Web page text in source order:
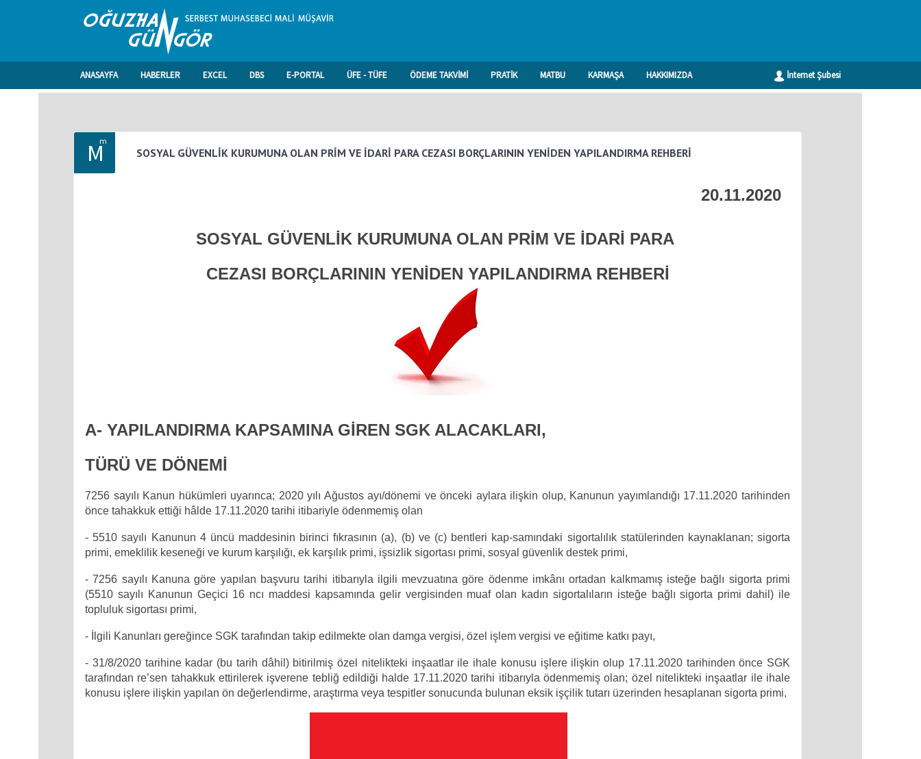
ANASAYFA HABERLER EXCEL DBS E-PORTAL ÜFE - TÜFE ÖDEME TAKVİMİ PRATİK MATBU KARMAŞA HAKKIMIZDA İnternet Şubesi
SOSYAL GÜVENLİK KURUMUNA OLAN PRİM VE İDARİ PARA CEZASI BORÇLARININ YENİDEN YAPILANDIRMA REHBERİ
Mm
20.11.2020
SOSYAL GÜVENLİK KURUMUNA OLAN PRİM VE İDARİ PARA
CEZASI BORÇLARININ YENİDEN YAPILANDIRMA REHBERİ
A- YAPILANDIRMA KAPSAMINA GİREN SGK ALACAKLARI,
TÜRÜ VE DÖNEMİ
7256 sayılı Kanun hükümleri uyarınca; 2020 yılı Ağustos ayı/dönemi ve önceki aylara ilişkin olup, Kanunun yayımlandığı 17.11.2020 tarihinden
önce tahakkuk ettiği hâlde 17.11.2020 tarihi itibariyle ödenmemiş olan
- 5510 sayılı Kanunun 4 üncü maddesinin birinci fıkrasının (a), (b) ve (c) bentleri kap-samındaki sigortalılık statülerinden kaynaklanan; sigorta
primi, emeklilik keseneği ve kurum karşılığı, ek karşılık primi, işsizlik sigortası primi, sosyal güvenlik destek primi,
- 7256 sayılı Kanuna göre yapılan başvuru tarihi itibarıyla ilgili mevzuatına göre ödenme imkânı ortadan kalkmamış isteğe bağlı sigorta primi
(5510 sayılı Kanunun Geçici 16 ncı maddesi kapsamında gelir vergisinden muaf olan kadın sigortalıların isteğe bağlı sigorta primi dahil) ile
topluluk sigortası primi,
- İlgili Kanunları gereğince SGK tarafından takip edilmekte olan damga vergisi, özel işlem vergisi ve eğitime katkı payı,
- 31/8/2020 tarihine kadar (bu tarih dâhil) bitirilmiş özel nitelikteki inşaatlar ile ihale konusu işlere ilişkin olup 17.11.2020 tarihinden önce SGK
tarafından re’sen tahakkuk ettirilerek işverene tebliğ edildiği halde 17.11.2020 tarihi itibarıyla ödenmemiş olan; özel nitelikteki inşaatlar ile ihale
konusu işlere ilişkin yapılan ön değerlendirme, araştırma veya tespitler sonucunda bulunan eksik işçilik tutarı üzerinden hesaplanan sigorta primi,